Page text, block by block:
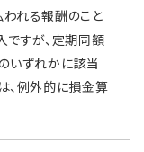
われる報酬のこと
ですが、定期同額
いずれかに該当
、例外的に損金算